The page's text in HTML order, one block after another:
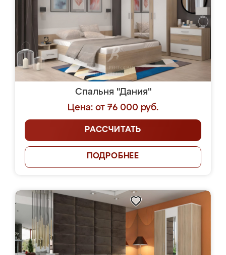
Спальня "Дания"
Цена: от 76 000 руб.
РАССЧИТАТЬ
ПОДРОБНЕЕ